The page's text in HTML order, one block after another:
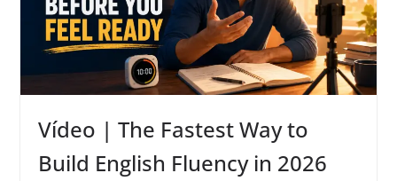
Vídeo | The Fastest Way to
Build English Fluency in 2026